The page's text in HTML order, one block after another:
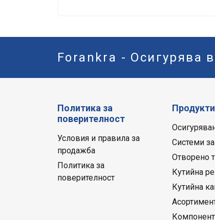
Forankra - Осигурява
Политика за
поверителност
Условия и правила за
продажба
Политика за
поверителност
Продукти
Системи
Отворено
Кутийна
Кутийна